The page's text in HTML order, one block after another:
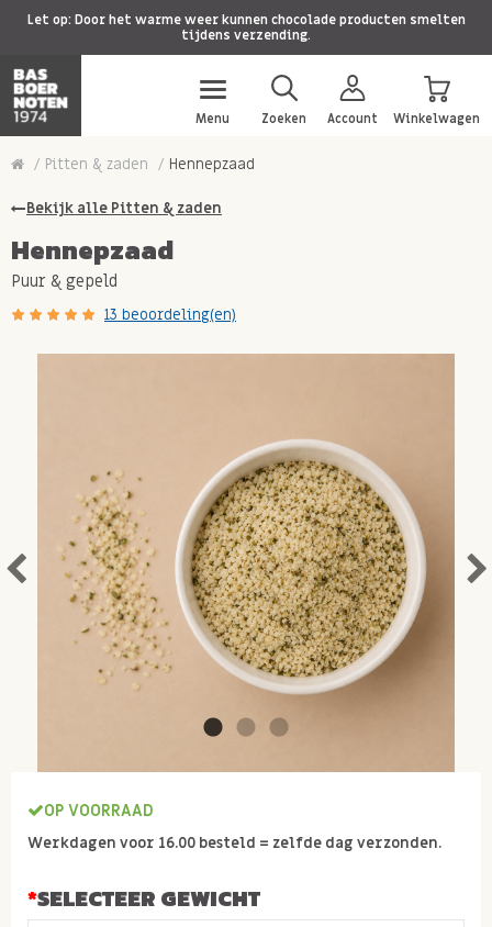
Let op: Door het warme weer kunnen chocolade producten smelten
tijdens verzending.
Menu Zoeken Account Winkelwagen
Pitten & zaden Hennepzaad
Bekijk alle Pitten & zaden
Hennepzaad
Puur & gepeld
13 beoordeling(en)
OP VOORRAAD
Werkdagen voor 16.00 besteld = zelfde dag verzonden.
SELECTEER GEWICHT